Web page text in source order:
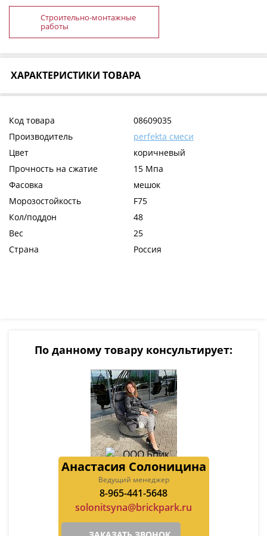
Строительно-монтажные
работы
ХАРАКТЕРИСТИКИ ТОВАРА
Код товара
08609035
Производитель
perfekta смеси
Цвет
коричневый
Прочность на сжатие
15 Мпа
Фасовка
мешок
Морозостойкость
F75
Кол/поддон
48
Вес
25
Страна
Россия
По данному товару консультирует:
Анастасия Солоницина
Ведущий менеджер
8-965-441-5648
solonitsyna@brickpark.ru